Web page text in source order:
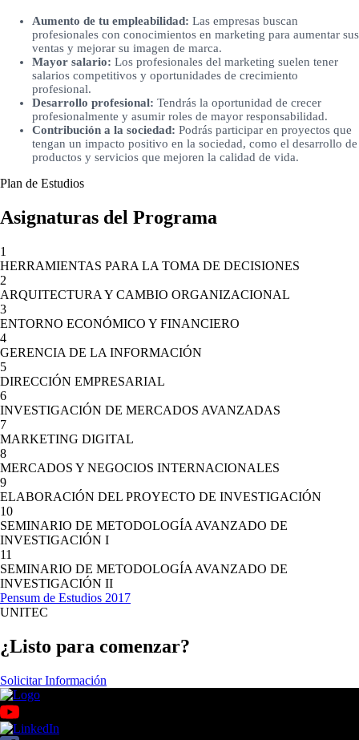
Aumento de tu empleabilidad: Las empresas buscan
profesionales con conocimientos en marketing para aumentar sus
ventas y mejorar su imagen de marca.
Mayor salario: Los profesionales del marketing suelen tener
salarios competitivos y oportunidades de crecimiento
profesional.
Desarrollo profesional: Tendrás la oportunidad de crecer
profesionalmente y asumir roles de mayor responsabilidad.
Contribución a la sociedad: Podrás participar en proyectos que
tengan un impacto positivo en la sociedad, como el desarrollo de
productos y servicios que mejoren la calidad de vida.
Plan de Estudios
Asignaturas del Programa
1
HERRAMIENTAS PARA LA TOMA DE DECISIONES
2
ARQUITECTURA Y CAMBIO ORGANIZACIONAL
3
ENTORNO ECONÓMICO Y FINANCIERO
4
GERENCIA DE LA INFORMACIÓN
5
DIRECCIÓN EMPRESARIAL
6
INVESTIGACIÓN DE MERCADOS AVANZADAS
7
MARKETING DIGITAL
8
MERCADOS Y NEGOCIOS INTERNACIONALES
9
ELABORACIÓN DEL PROYECTO DE INVESTIGACIÓN
10
SEMINARIO DE METODOLOGÍA AVANZADO DE
INVESTIGACIÓN I
11
SEMINARIO DE METODOLOGÍA AVANZADO DE
INVESTIGACIÓN II
Pensum de Estudios 2017
UNITEC
¿Listo para comenzar?
Solicitar Información